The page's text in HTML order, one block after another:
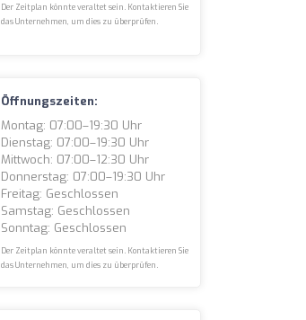
Der Zeitplan könnte veraltet sein. Kontaktieren Sie
das Unternehmen, um dies zu überprüfen.
Öffnungszeiten:
Montag: 07:00–19:30 Uhr
Dienstag: 07:00–19:30 Uhr
Mittwoch: 07:00–12:30 Uhr
Donnerstag: 07:00–19:30 Uhr
Freitag: Geschlossen
Samstag: Geschlossen
Sonntag: Geschlossen
Der Zeitplan könnte veraltet sein. Kontaktieren Sie
das Unternehmen, um dies zu überprüfen.